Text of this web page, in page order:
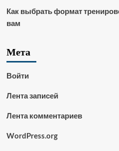
Как выбрать формат
вам
Мета
Войти
Лента записей
Лента комментариев
WordPress.org